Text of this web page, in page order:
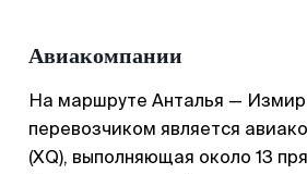
Авиакомпании
На маршруте Анталья —
перевозчиком является
(XQ), выполняющая около 13